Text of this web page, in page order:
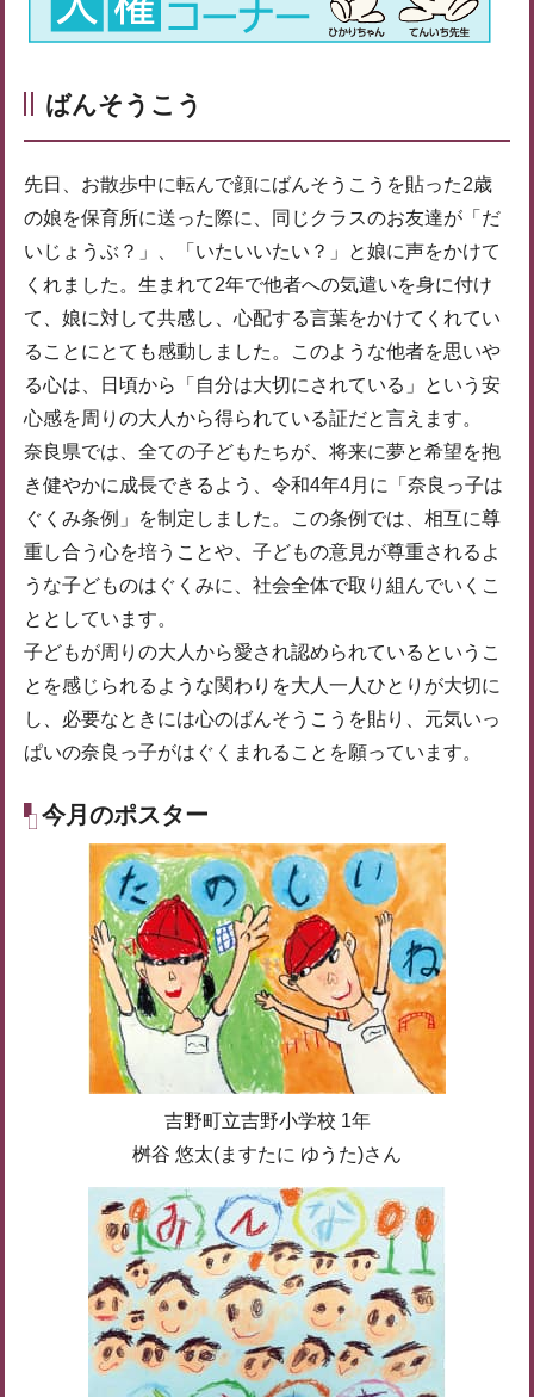
ばんそうこう
先日、お散歩中に転んで顔にばんそうこうを貼った2歳
の娘を保育所に送った際に、同じクラスのお友達が「だ
いじょうぶ？」、「いたいいたい？」と娘に声をかけて
くれました。生まれて2年で他者への気遣いを身に付け
て、娘に対して共感し、心配する言葉をかけてくれてい
ることにとても感動しました。このような他者を思いや
る心は、日頃から「自分は大切にされている」という安
心感を周りの大人から得られている証だと言えます。
奈良県では、全ての子どもたちが、将来に夢と希望を抱
き健やかに成長できるよう、令和4年4月に「奈良っ子は
ぐくみ条例」を制定しました。この条例では、相互に尊
重し合う心を培うことや、子どもの意見が尊重されるよ
うな子どものはぐくみに、社会全体で取り組んでいくこ
ととしています。
子どもが周りの大人から愛され認められているというこ
とを感じられるような関わりを大人一人ひとりが大切に
し、必要なときには心のばんそうこうを貼り、元気いっ
ぱいの奈良っ子がはぐくまれることを願っています。
今月のポスター
吉野町立吉野小学校 1年
桝谷 悠太(ますたに ゆうた)さん